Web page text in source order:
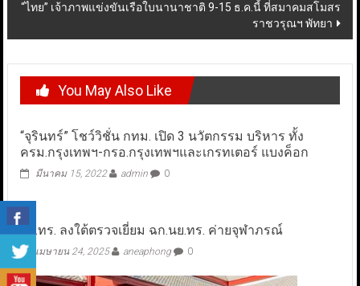
“ไทย” เจ้าภาพแข่งขันเรือใบนานาชาติ 9-15 ธ.ค.นี้ ที่สมาคมสโมสร
ราชวรุณฯ พัทยา
You May Also Like
“จุรินทร์” โชว์วิชั่น กทม. เปิด 3 นวัตกรรม บริหาร ทั้ง
ครม.กรุงเทพฯ-กรอ.กรุงเทพฯและเกรทเตอร์ แบงค็อก
มีนาคม 15, 2022 admin 0
ผบ.ทร. ลงใต้ตรวจเยี่ยม ฉก.นย.ทร. ค่ายจุฬาภรณ์
เมษายน 24, 2025 aneaphong 0